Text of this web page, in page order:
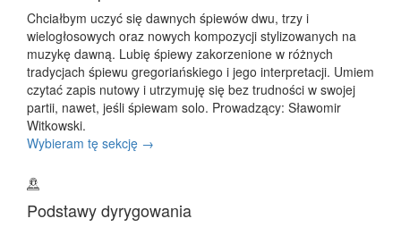
Chciałbym uczyć się dawnych śpiewów dwu, trzy i
wielogłosowych oraz nowych kompozycji stylizowanych na
muzykę dawną. Lubię śpiewy zakorzenione w różnych
tradycjach śpiewu gregoriańskiego i jego interpretacji. Umiem
czytać zapis nutowy i utrzymuję się bez trudności w swojej
partii, nawet, jeśli śpiewam solo. Prowadzący: Sławomir
Witkowski.
Wybieram tę sekcję →
Podstawy dyrygowania